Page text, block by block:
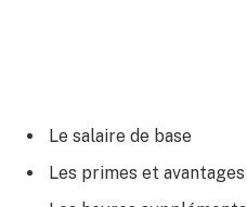
Le salaire de base
Les primes et